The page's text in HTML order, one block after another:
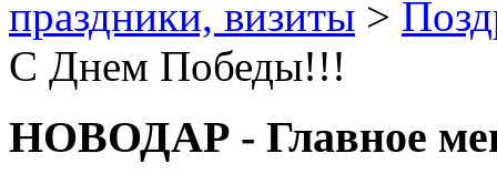
праздники, визиты >
С Днем Победы!!!
НОВОДАР - Главное